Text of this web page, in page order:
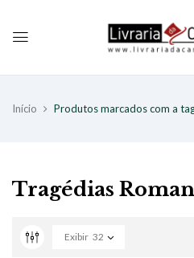
Início Produtos marcados com a
Tragédias
Exibir 32